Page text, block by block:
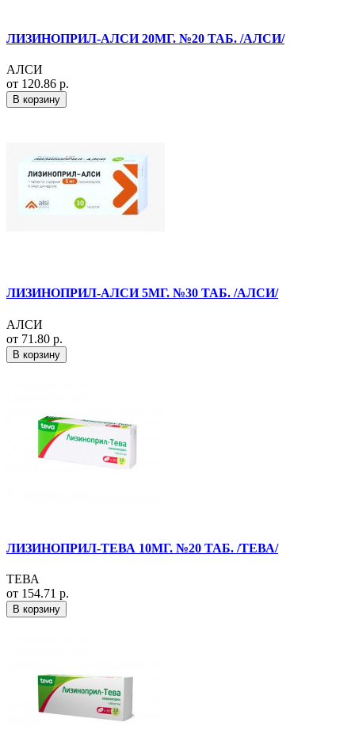
ЛИЗИНОПРИЛ-АЛСИ 20МГ. №20 ТАБ. /АЛСИ/
АЛСИ
от 120.86 р.
В корзину
ЛИЗИНОПРИЛ-АЛСИ 5МГ. №30 ТАБ. /АЛСИ/
АЛСИ
от 71.80 р.
В корзину
ЛИЗИНОПРИЛ-ТЕВА 10МГ. №20 ТАБ. /ТЕВА/
ТЕВА
от 154.71 р.
В корзину